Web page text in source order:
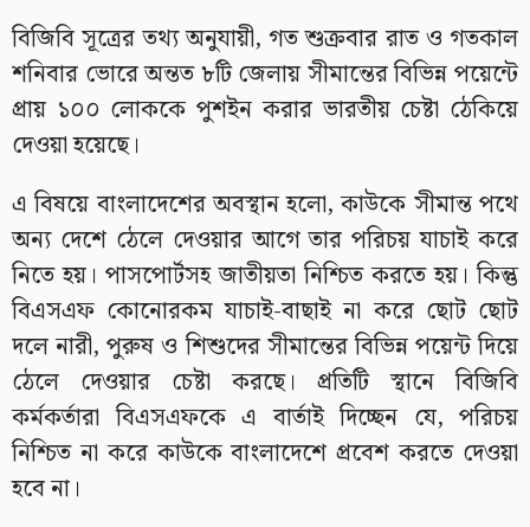
বিজিবি সূত্রের তথ্য অনুযায়ী, গত শুক্রবার রাত ও গতকাল
শনিবার ভোরে অন্তত ৮টি জেলায় সীমান্তের বিভিন্ন পয়েন্টে
প্রায় ১০০ লোককে পুশইন করার ভারতীয় চেষ্টা ঠেকিয়ে
দেওয়া হয়েছে।
এ বিষয়ে বাংলাদেশের অবস্থান হলো, কাউকে সীমান্ত পথে
অন্য দেশে ঠেলে দেওয়ার আগে তার পরিচয় যাচাই করে
নিতে হয়। পাসপোর্টসহ জাতীয়তা নিশ্চিত করতে হয়। কিন্তু
বিএসএফ কোনোরকম যাচাই-বাছাই না করে ছোট ছোট
দলে নারী, পুরুষ ও শিশুদের সীমান্তের বিভিন্ন পয়েন্ট দিয়ে
ঠেলে দেওয়ার চেষ্টা করছে। প্রতিটি স্থানে বিজিবি
কর্মকর্তারা বিএসএফকে এ বার্তাই দিচ্ছেন যে, পরিচয়
নিশ্চিত না করে কাউকে বাংলাদেশে প্রবেশ করতে দেওয়া
হবে না।